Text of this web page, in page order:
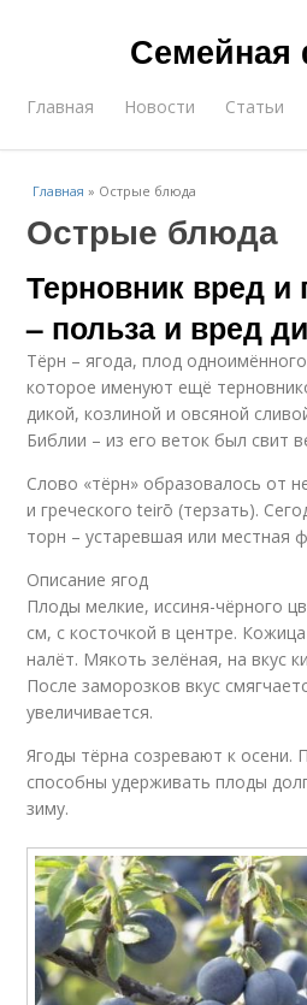
Главная Новости Статьи
Главная » Острые блюда
Острые блюда
Терновник вред и
– польза и вред
Тёрн – ягода, плод
которое именуют ещё
дикой, козлиной и овсяной
Библии – из его веток был свит
Слово «тёрн» образовалось от
и греческого teirō (терзать).
торн – устаревшая или местная
Описание ягод
Плоды мелкие, иссиня-чёрного
см, с косточкой в центре.
налёт. Мякоть зелёная, на вкус
После заморозков вкус
увеличивается.
Ягоды тёрна созревают к осени.
способны удерживать плоды
зиму.